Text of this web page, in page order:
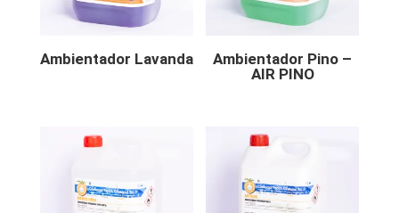
Ambientador Lavanda
Ambientador Pino –
AIR PINO